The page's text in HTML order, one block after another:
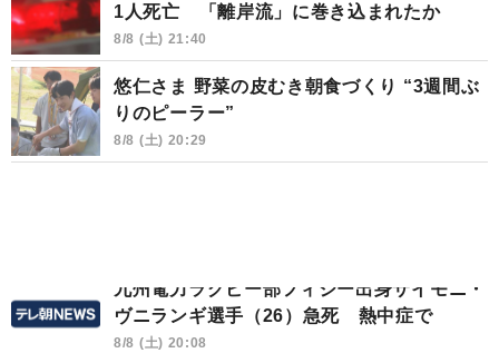
1人死亡 「離岸流」に巻き込まれたか
8/8 (土) 21:40
悠仁さま 野菜の皮むき朝食づくり “3週間ぶ
りのピーラー”
8/8 (土) 20:29
九州電力ラグビー部フィジー出身サイモニ・
ヴニランギ選手（26）急死 熱中症で
8/8 (土) 20:08